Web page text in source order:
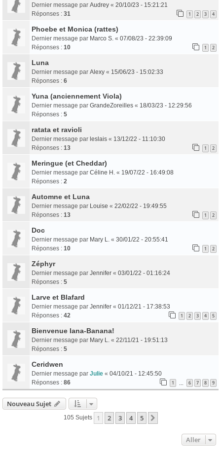
Dernier message par Audrey « 20/10/23 - 15:21:21
Réponses : 31 1 2 3 4
Phoebe et Monica (rattes)
Dernier message par Marco S. « 07/08/23 - 22:39:09
Réponses : 10 1 2
Luna
Dernier message par Alexy « 15/06/23 - 15:02:33
Réponses : 6
Yuna (anciennement Viola)
Dernier message par GrandeZoreilles « 18/03/23 - 12:29:56
Réponses : 5
ratata et ravioli
Dernier message par leslais « 13/12/22 - 11:10:30
Réponses : 13 1 2
Meringue (et Cheddar)
Dernier message par Céline H. « 19/07/22 - 16:49:08
Réponses : 2
Automne et Luna
Dernier message par Louise « 22/02/22 - 19:49:55
Réponses : 13 1 2
Doc
Dernier message par Mary L. « 30/01/22 - 20:55:41
Réponses : 10 1 2
Zéphyr
Dernier message par Jennifer « 03/01/22 - 01:16:24
Réponses : 5
Larve et Blafard
Dernier message par Jennifer « 01/12/21 - 17:38:53
Réponses : 42 1 2 3 4 5
Bienvenue Iana-Banana!
Dernier message par Mary L. « 22/11/21 - 19:51:13
Réponses : 5
Ceridwen
Dernier message par Julie « 04/10/21 - 12:45:50
Réponses : 86 1 6 7 8 9
Nouveau Sujet
105 Sujets 1 2 3 4 5
Aller